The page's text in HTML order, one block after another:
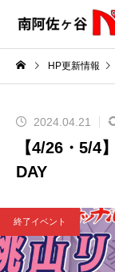
HP更新情報
2024.04.21
【4/26・5/4
DAY
終了イベント